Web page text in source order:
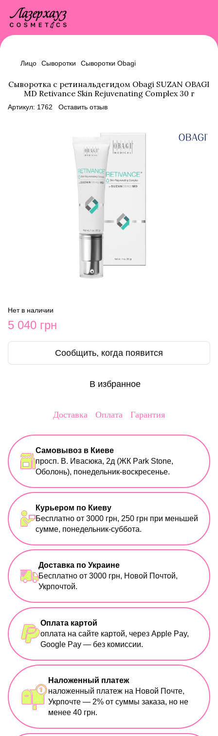
Лицо Сыворотки Сыворотки Obagi
Сыворотка с ретинальдегидом Obagi SUZAN OBAGI
MD Retivance Skin Rejuvenating Complex 30 г
Артикул: 1762 Оставить отзыв
Нет в наличии
5 040 грн
Сообщить, когда появится
В избранное
Доставка Оплата Гарантия
Самовывоз в Киеве
просп. В. Ивасюка, 2д (ЖК Park Stone,
Оболонь), понедельник-воскресенье.
Курьером по Киеву
Бесплатно от 3000 грн, 250 грн при меньшей
сумме, понедельник-суббота.
Доставка по Украине
Бесплатно от 3000 грн, Новой Почтой,
Укрпочтой.
Оплата картой
оплата на сайте картой, через Apple Pay,
Google Pay — без комиссии.
Наложенный платеж
наложенный платеж на Новой Почте,
Укрпочте — 2% от суммы заказа, но не
менее 40 грн.